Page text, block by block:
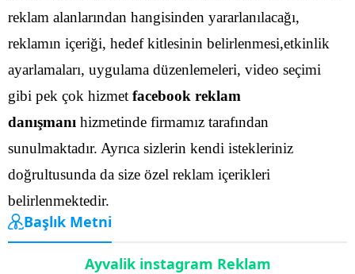
reklam alanlarından hangisinden yararlanılacağı,
reklamın içeriği, hedef kitlesinin belirlenmesi,etkinlik
ayarlamaları, uygulama düzenlemeleri, video seçimi
gibi pek çok hizmet facebook reklam
danışmanı hizmetinde firmamız tarafından
sunulmaktadır. Ayrıca sizlerin kendi istekleriniz
doğrultusunda da size özel reklam içerikleri
belirlenmektedir.
Başlık Metni
Ayvalik instagram Reklam